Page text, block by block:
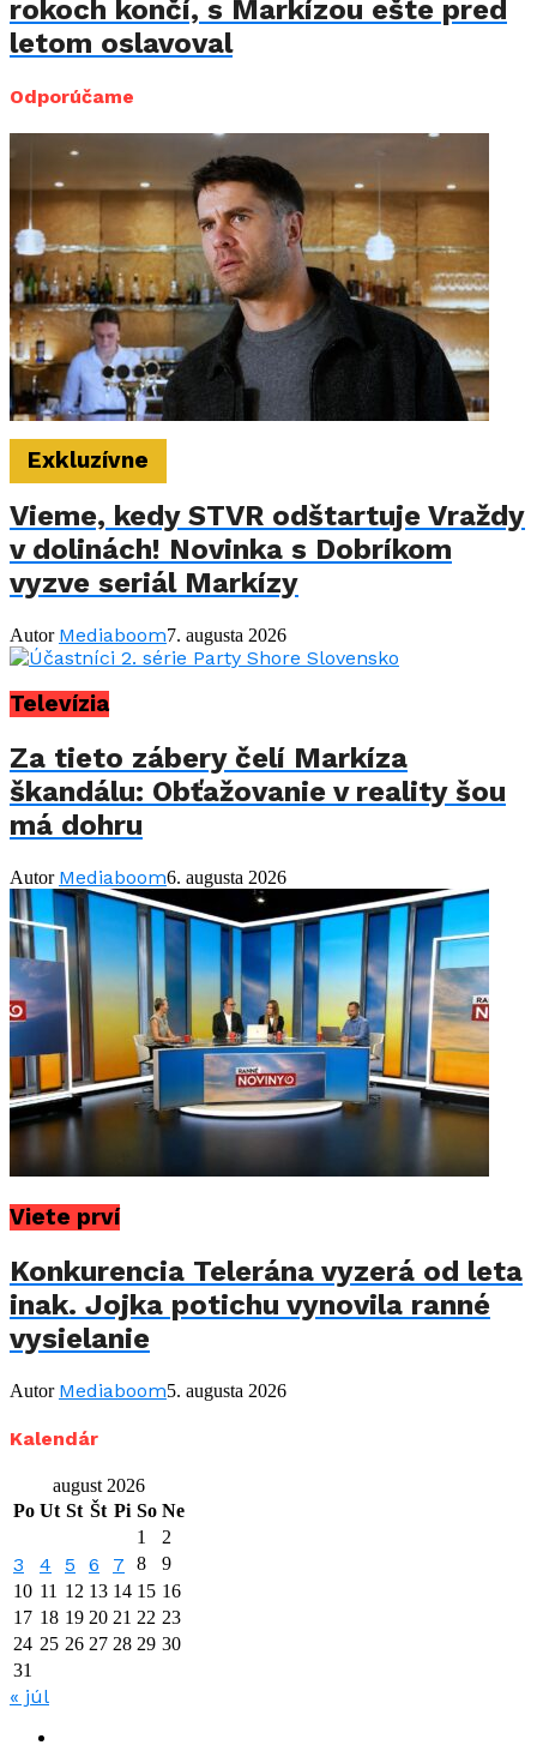
rokoch končí, s Markízou ešte pred
letom oslavoval
Odporúčame
Exkluzívne
Vieme, kedy STVR odštartuje Vraždy
v dolinách! Novinka s Dobríkom
vyzve seriál Markízy
Autor Mediaboom7. augusta 2026
Televízia
Za tieto zábery čelí Markíza
škandálu: Obťažovanie v reality šou
má dohru
Autor Mediaboom6. augusta 2026
Viete prví
Konkurencia Telerána vyzerá od leta
inak. Jojka potichu vynovila ranné
vysielanie
Autor Mediaboom5. augusta 2026
Kalendár
august 2026
Po Ut St Št Pi So Ne
1
2
3 4 5 6 7 8
9
10 11 12 13 14 15 16
17 18 19 20 21 22 23
24 25 26 27 28 29 30
31
« júl